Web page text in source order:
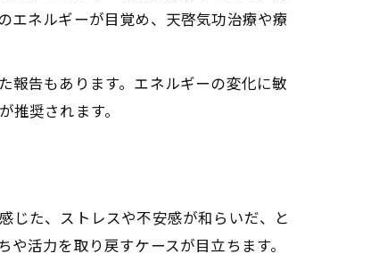
セス
エネルギーが目覚め、天啓気功治療や療
報告もあります。エネルギーの変化に敏
奨されます。
じた、ストレスや不安感が和らいだ、と
活力を取り戻すケースが目立ちます。